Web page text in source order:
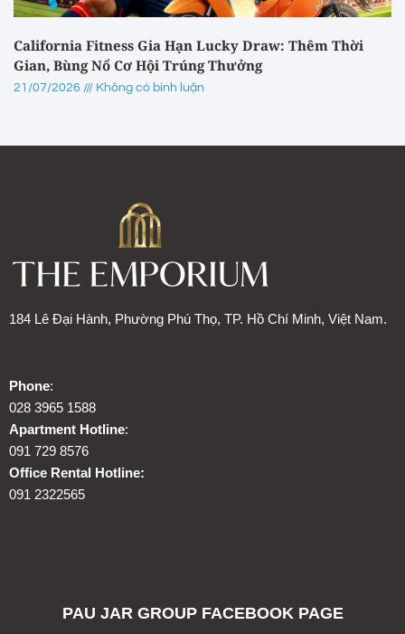
California Fitness Gia Hạn Lucky Draw: Thêm Thời
Gian, Bùng Nổ Cơ Hội Trúng Thưởng
21/07/2026 Không có bình luận
184 Lê Đại Hành, Phường Phú Thọ, TP. Hồ Chí Minh, Việt Nam.
Phone:
028 3965 1588
Apartment Hotline:
091 729 8576
Office Rental Hotline:
091 2322565
PAU JAR GROUP FACEBOOK PAGE